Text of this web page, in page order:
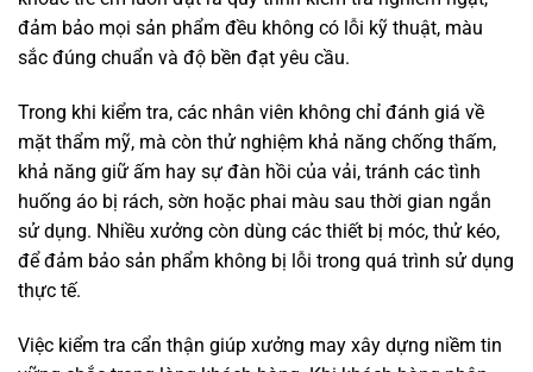
đảm bảo mọi sản phẩm đều không có lỗi kỹ thuật, màu
sắc đúng chuẩn và độ bền đạt yêu cầu.
Trong khi kiểm tra, các nhân viên không chỉ đánh giá về
mặt thẩm mỹ, mà còn thử nghiệm khả năng chống thấm,
khả năng giữ ấm hay sự đàn hồi của vải, tránh các tình
huống áo bị rách, sờn hoặc phai màu sau thời gian ngắn
sử dụng. Nhiều xưởng còn dùng các thiết bị móc, thử kéo,
để đảm bảo sản phẩm không bị lỗi trong quá trình sử dụng
thực tế.
Việc kiểm tra cẩn thận giúp xưởng may xây dựng niềm tin